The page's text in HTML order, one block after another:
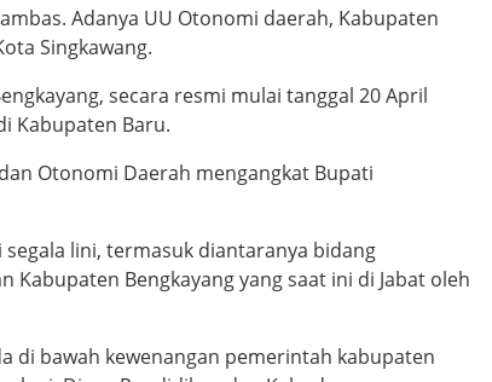
hadir bersamaan dengan terbentuknya
Kabupaten di Provinsi Kalimantan Barat pada
Adanya UU Otonomi daerah, Kabupaten
Singkawang.
secara resmi mulai tanggal 20 April
Kabupaten Baru.